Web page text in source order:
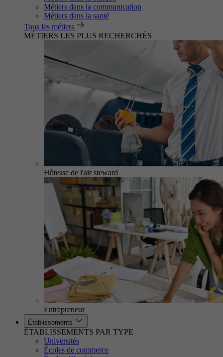
Métiers dans la communication
Métiers dans la santé
Tous les métiers
MÉTIERS LES PLUS RECHERCHÉS
Hôtesse de l'air steward
Entrepreneur
Établissements
ÉTABLISSEMENTS PAR TYPE
Universités
Écoles de commerce